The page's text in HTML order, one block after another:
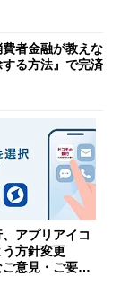
者金融が教えな
る方法』で完済
、アプリアイコ
う方針変更
ご意見・ご要望